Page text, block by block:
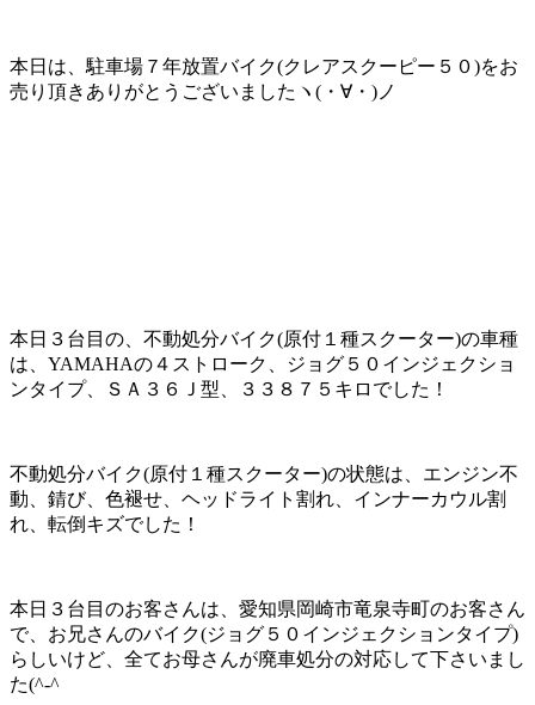
本日は、駐車場７年放置バイク(クレアスクーピー５０)をお
売り頂きありがとうございましたヽ(・∀・)ノ
本日３台目の、不動処分バイク(原付１種スクーター)の車種
は、YAMAHAの４ストローク、ジョグ５０インジェクショ
ンタイプ、ＳＡ３６Ｊ型、３３８７５キロでした！
不動処分バイク(原付１種スクーター)の状態は、エンジン不
動、錆び、色褪せ、ヘッドライト割れ、インナーカウル割
れ、転倒キズでした！
本日３台目のお客さんは、愛知県岡崎市竜泉寺町のお客さん
で、お兄さんのバイク(ジョグ５０インジェクションタイプ)
らしいけど、全てお母さんが廃車処分の対応して下さいまし
た(^-^ゞ